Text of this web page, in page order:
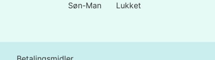
Søn-Man Lukket